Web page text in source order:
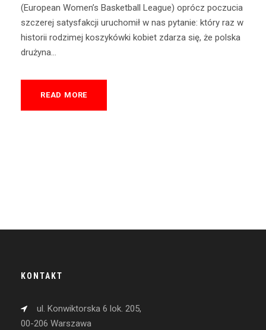
(European Women’s Basketball League) oprócz poczucia
szczerej satysfakcji uruchomił w nas pytanie: który raz w
historii rodzimej koszykówki kobiet zdarza się, że polska
drużyna...
READ MORE
KONTAKT
ul. Konwiktorska 6 lok. 205,
00-206 Warszawa